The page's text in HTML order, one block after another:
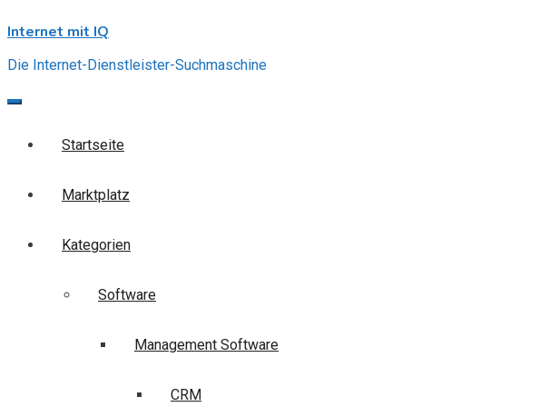
to
Internet mit IQ
Die Internet-Dienstleister-Suchmaschine
Startseite
Marktplatz
Kategorien
Software
Management Software
CRM